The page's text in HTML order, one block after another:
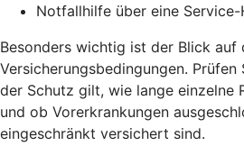
Notfallhilfe über eine
Besonders wichtig ist der Blick auf
Versicherungsbedingungen.
der Schutz gilt, wie lange einzelne
und ob Vorerkrankungen
eingeschränkt versichert sind.